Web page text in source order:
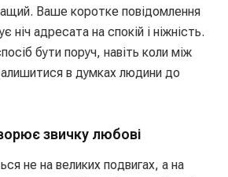
Ваше коротке повідомлення
ніч адресата на спокій і ніжність.
бути поруч, навіть коли між
в думках людини до
звичку любові
не на великих подвигах, а на